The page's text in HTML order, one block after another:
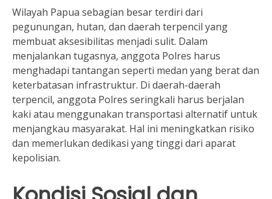
Wilayah Papua sebagian besar terdiri dari
pegunungan, hutan, dan daerah terpencil yang
membuat aksesibilitas menjadi sulit. Dalam
menjalankan tugasnya, anggota Polres harus
menghadapi tantangan seperti medan yang berat dan
keterbatasan infrastruktur. Di daerah-daerah
terpencil, anggota Polres seringkali harus berjalan
kaki atau menggunakan transportasi alternatif untuk
menjangkau masyarakat. Hal ini meningkatkan risiko
dan memerlukan dedikasi yang tinggi dari aparat
kepolisian.